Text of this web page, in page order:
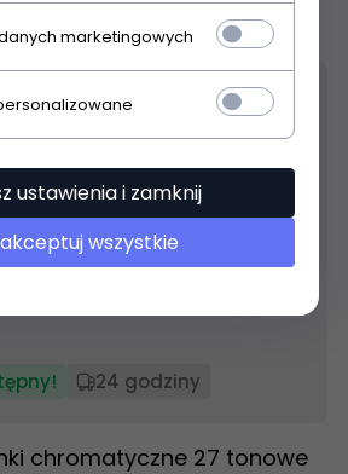
24 godziny
chromatyczne 27 tonowe
marketingowych
ustawienia i zamknij
wszystkie